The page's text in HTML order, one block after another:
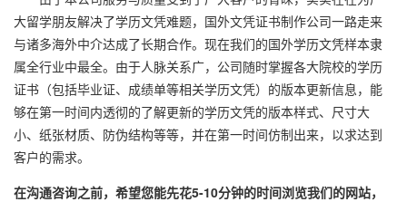
大留学朋友解决了学历文凭难题，国外文凭证书制作公司一路走来
与诸多海外中介达成了长期合作。现在我们的国外学历文凭样本隶
属全行业中最全。由于人脉关系广，公司随时掌握各大院校的学历
证书（包括毕业证、成绩单等相关学历文凭）的版本更新信息，能
够在第一时间内透彻的了解更新的学历文凭的版本样式、尺寸大
小、纸张材质、防伪结构等等，并在第一时间仿制出来，以求达到
客户的需求。
在沟通咨询之前，希望您能先花5-10分钟的时间浏览我们的网站，